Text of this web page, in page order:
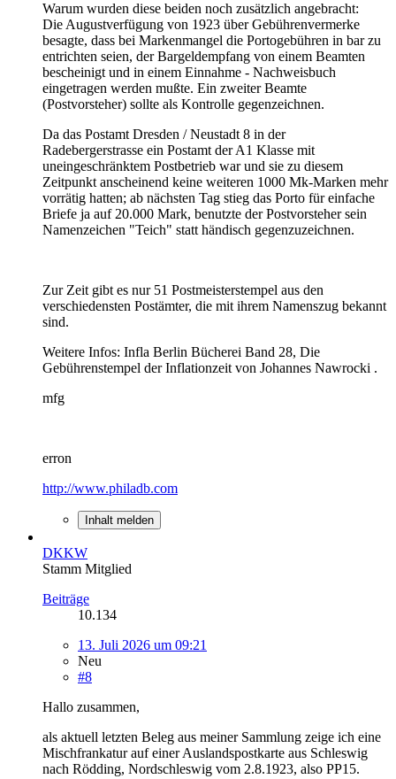
Warum wurden diese beiden noch zusätzlich angebracht:
Die Augustverfügung von 1923 über Gebührenvermerke
besagte, dass bei Markenmangel die Portogebühren in bar zu
entrichten seien, der Bargeldempfang von einem Beamten
bescheinigt und in einem Einnahme - Nachweisbuch
eingetragen werden mußte. Ein zweiter Beamte
(Postvorsteher) sollte als Kontrolle gegenzeichnen.
Da das Postamt Dresden / Neustadt 8 in der
Radebergerstrasse ein Postamt der A1 Klasse mit
uneingeschränktem Postbetrieb war und sie zu diesem
Zeitpunkt anscheinend keine weiteren 1000 Mk-Marken mehr
vorrätig hatten; ab nächsten Tag stieg das Porto für einfache
Briefe ja auf 20.000 Mark, benutzte der Postvorsteher sein
Namenzeichen "Teich" statt händisch gegenzuzeichnen.
Zur Zeit gibt es nur 51 Postmeisterstempel aus den
verschiedensten Postämter, die mit ihrem Namenszug bekannt
sind.
Weitere Infos: Infla Berlin Bücherei Band 28, Die
Gebührenstempel der Inflationzeit von Johannes Nawrocki .
mfg
erron
http://www.philadb.com
Inhalt melden
DKKW
Stamm Mitglied
Beiträge
10.134
13. Juli 2026 um 09:21
Neu
#8
Hallo zusammen,
als aktuell letzten Beleg aus meiner Sammlung zeige ich eine
Mischfrankatur auf einer Auslandspostkarte aus Schleswig
nach Rödding, Nordschleswig vom 2.8.1923, also PP15.